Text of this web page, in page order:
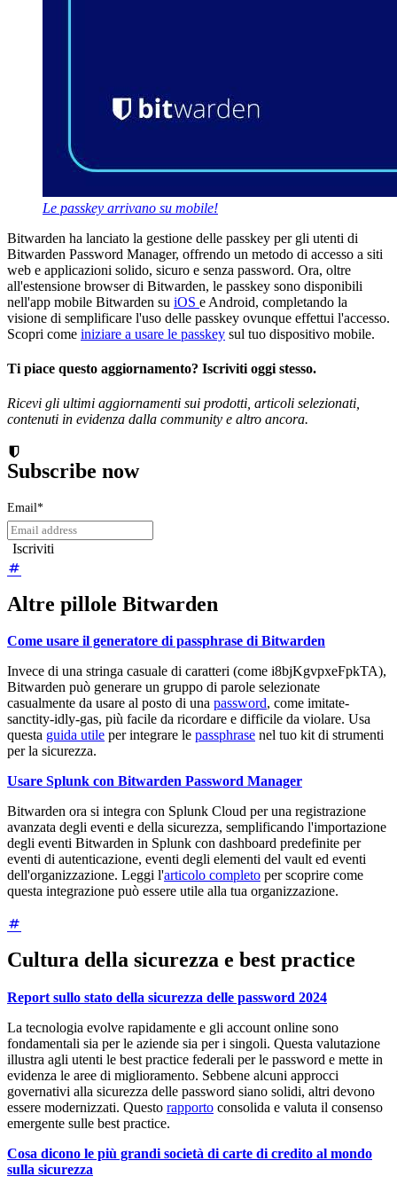
Le passkey arrivano su mobile!
Bitwarden ha lanciato la gestione delle passkey per gli utenti di
Bitwarden Password Manager, offrendo un metodo di accesso a siti
web e applicazioni solido, sicuro e senza password. Ora, oltre
all'estensione browser di Bitwarden, le passkey sono disponibili
nell'app mobile Bitwarden su iOS e Android, completando la
visione di semplificare l'uso delle passkey ovunque effettui l'accesso.
Scopri come iniziare a usare le passkey sul tuo dispositivo mobile.
Ti piace questo aggiornamento? Iscriviti oggi stesso.
Ricevi gli ultimi aggiornamenti sui prodotti, articoli selezionati,
contenuti in evidenza dalla community e altro ancora.
Subscribe now
Email*
Altre pillole Bitwarden
Come usare il generatore di passphrase di Bitwarden
Invece di una stringa casuale di caratteri (come i8bjKgvpxeFpkTA),
Bitwarden può generare un gruppo di parole selezionate
casualmente da usare al posto di una password, come imitate-
sanctity-idly-gas, più facile da ricordare e difficile da violare. Usa
questa guida utile per integrare le passphrase nel tuo kit di strumenti
per la sicurezza.
Usare Splunk con Bitwarden Password Manager
Bitwarden ora si integra con Splunk Cloud per una registrazione
avanzata degli eventi e della sicurezza, semplificando l'importazione
degli eventi Bitwarden in Splunk con dashboard predefinite per
eventi di autenticazione, eventi degli elementi del vault ed eventi
dell'organizzazione. Leggi l'articolo completo per scoprire come
questa integrazione può essere utile alla tua organizzazione.
Cultura della sicurezza e best practice
Report sullo stato della sicurezza delle password 2024
La tecnologia evolve rapidamente e gli account online sono
fondamentali sia per le aziende sia per i singoli. Questa valutazione
illustra agli utenti le best practice federali per le password e mette in
evidenza le aree di miglioramento. Sebbene alcuni approcci
governativi alla sicurezza delle password siano solidi, altri devono
essere modernizzati. Questo rapporto consolida e valuta il consenso
emergente sulle best practice.
Cosa dicono le più grandi società di carte di credito al mondo
sulla sicurezza